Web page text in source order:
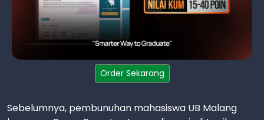
Order Sekarang
Sebelumnya, pembunuhan mahasiswa UB Malang